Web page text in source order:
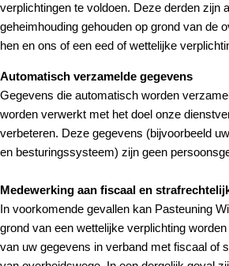
verplichtingen te voldoen. Deze derden zijn
geheimhouding gehouden op grond van de
hen en ons of een eed of wettelijke
Automatisch verzamelde gegevens
Gegevens die automatisch worden
worden verwerkt met het doel onze
verbeteren. Deze gegevens (bijvoorbeeld
en besturingssysteem) zijn geen
Medewerking aan fiscaal en
In voorkomende gevallen kan Pasteuning
grond van een wettelijke verplichting
van uw gegevens in verband met fiscaal of